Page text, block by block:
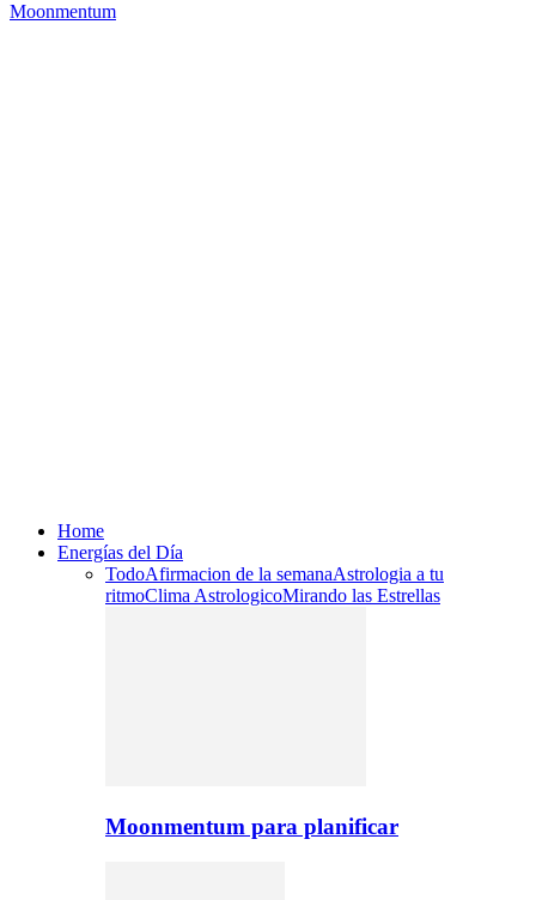
Moonmentum
Home
Energías del Día
TodoAfirmacion de la semanaAstrologia a tu
ritmoClima AstrologicoMirando las Estrellas
Moonmentum para planificar